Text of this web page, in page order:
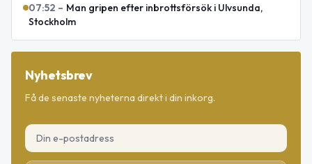
07:52 – Man gripen efter inbrottsförsök i Ulvsunda,
Stockholm
Nyhetsbrev
Få de senaste nyheterna direkt i din inkorg.